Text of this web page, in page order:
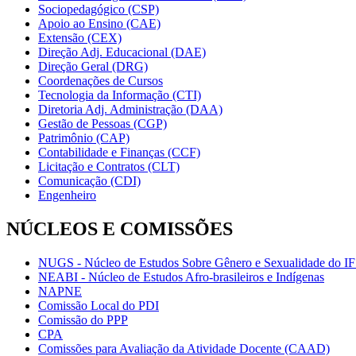
Sociopedagógico (CSP)
Apoio ao Ensino (CAE)
Extensão (CEX)
Direção Adj. Educacional (DAE)
Direção Geral (DRG)
Coordenações de Cursos
Tecnologia da Informação (CTI)
Diretoria Adj. Administração (DAA)
Gestão de Pessoas (CGP)
Patrimônio (CAP)
Contabilidade e Finanças (CCF)
Licitação e Contratos (CLT)
Comunicação (CDI)
Engenheiro
NÚCLEOS E COMISSÕES
NUGS - Núcleo de Estudos Sobre Gênero e Sexualidade do
NEABI - Núcleo de Estudos Afro-brasileiros e Indígenas
NAPNE
Comissão Local do PDI
Comissão do PPP
CPA
Comissões para Avaliação da Atividade Docente (CAAD)